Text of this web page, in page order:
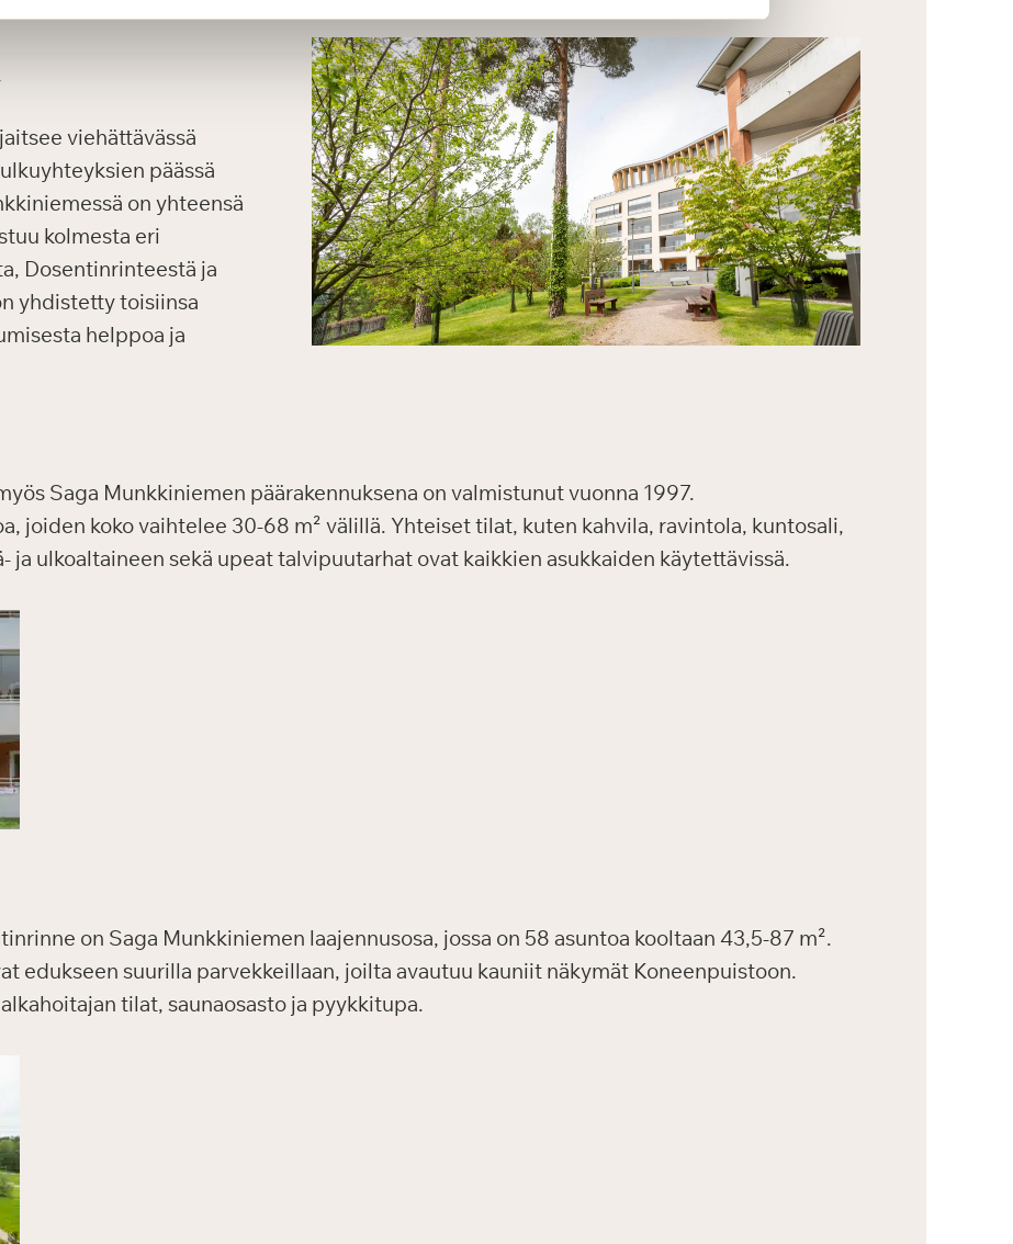
viehättävässä
päässä
on yhteensä
kolmesta eri
Dosentinrinteestä ja
yhdistetty toisiinsa
helppoa ja
Saga Munkkiniemen päärakennuksena on valmistunut vuonna 1997.
joiden koko vaihtelee 30-68 m² välillä. Yhteiset tilat, kuten kahvila, ravintola, kuntosali,
ja ulkoaltaineen sekä upeat talvipuutarhat ovat kaikkien asukkaiden käytettävissä.
on Saga Munkkiniemen laajennusosa, jossa on 58 asuntoa kooltaan 43,5-87 m².
edukseen suurilla parvekkeillaan, joilta avautuu kauniit näkymät Koneenpuistoon.
tilat, saunaosasto ja pyykkitupa.